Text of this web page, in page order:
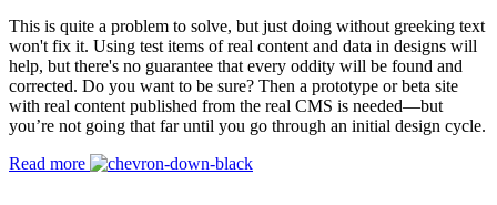
This is quite a problem to solve, but just doing without greeking text
won't fix it. Using test items of real content and data in designs will
help, but there's no guarantee that every oddity will be found and
corrected. Do you want to be sure? Then a prototype or beta site
with real content published from the real CMS is needed—but
you’re not going that far until you go through an initial design cycle.
Read more